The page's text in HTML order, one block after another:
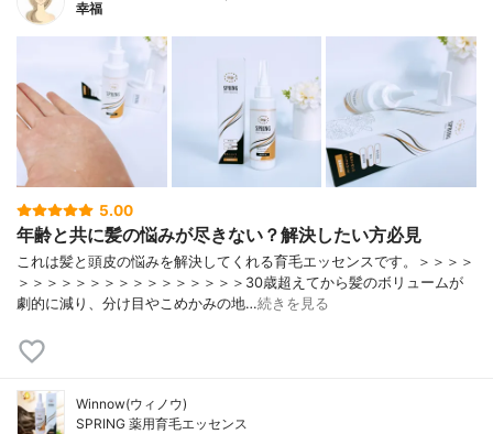
幸福
5.00
年齢と共に髪の悩みが尽きない？解決したい方必見
これは髪と頭皮の悩みを解決してくれる育毛エッセンスです。＞＞＞＞
＞＞＞＞＞＞＞＞＞＞＞＞＞＞＞＞30歳超えてから髪のボリュームが
劇的に減り、分け目やこめかみの地…続きを見る
Winnow(ウィノウ)
SPRING 薬用育毛エッセンス